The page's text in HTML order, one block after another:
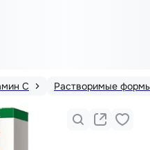
С Растворимые